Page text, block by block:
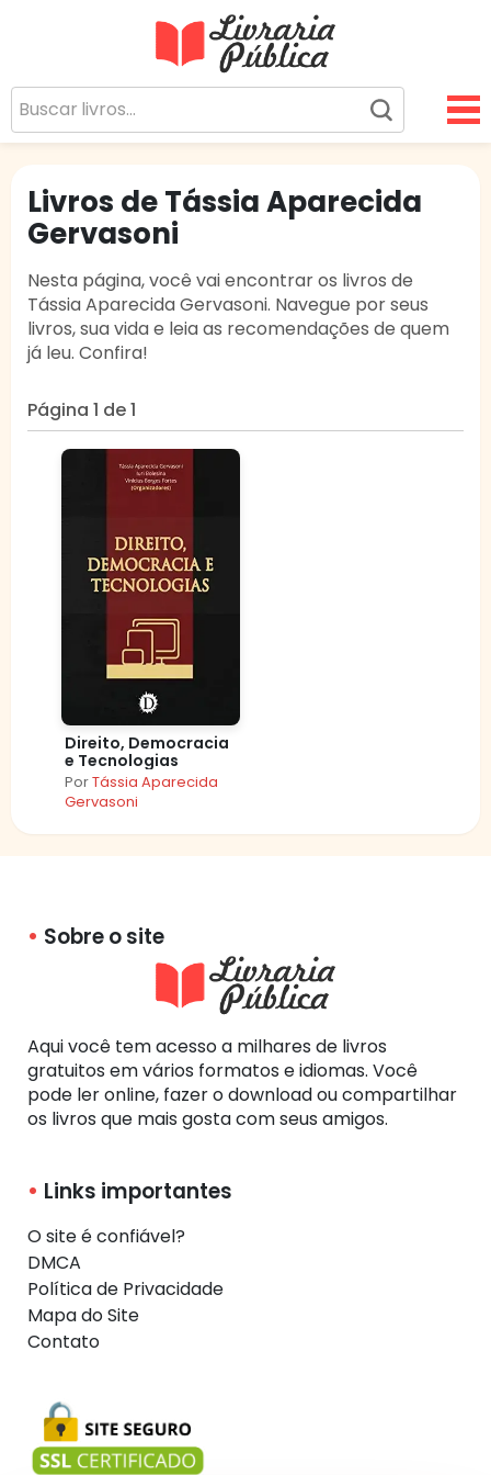
Sua Biblioteca Virtual Gratuita
Livros de Tássia Aparecida
Gervasoni
Nesta página, você vai encontrar os livros de
Tássia Aparecida Gervasoni. Navegue por seus
livros, sua vida e leia as recomendações de quem
já leu. Confira!
Página 1 de 1
Direito, Democracia
e Tecnologias
PorTássia Aparecida
Gervasoni
Sobre o site
Aqui você tem acesso a milhares de livros
gratuitos em vários formatos e idiomas. Você
pode ler online, fazer o download ou compartilhar
os livros que mais gosta com seus amigos.
Links importantes
O site é confiável?
DMCA
Política de Privacidade
Mapa do Site
Contato